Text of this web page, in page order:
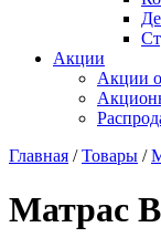
Акции
Акции
Главная /Товары /
Матрас